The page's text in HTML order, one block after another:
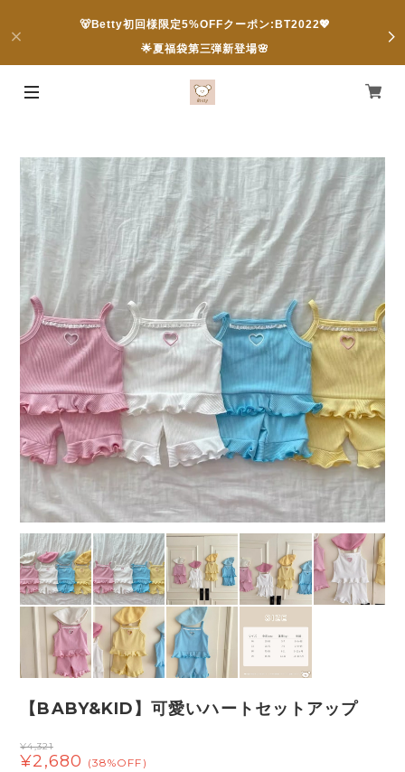
🐻Betty初回様限定5%OFFクーポン:BT2022💖
🌟夏福袋第三弾新登場🌸
【BABY&KID】可愛いハートセットアップ
¥4,321
¥2,680 (38%OFF)